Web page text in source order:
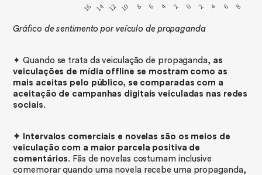
Gráfico de sentimento por veículo de propaganda
✦ Quando se trata da veiculação de propaganda, as
veiculações de mídia offline se mostram como as
mais aceitas pelo público, se comparadas com a
aceitação de campanhas digitais veiculadas nas redes
sociais.
✦ Intervalos comerciais e novelas são os meios de
veiculação com a maior parcela positiva de
comentários. Fãs de novelas costumam inclusive
comemorar quando uma novela recebe uma propaganda,